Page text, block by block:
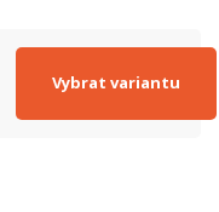
Vybrat variantu